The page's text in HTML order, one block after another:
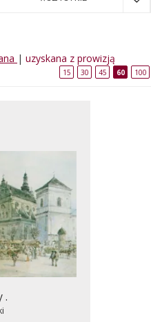
| uzyskana z prowizją
15 30 45 60 100
.